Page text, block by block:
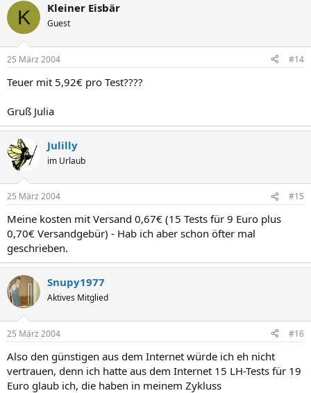
K Kleiner Eisbär
Guest
25 März 2004 #14
Teuer mit 5,92€ pro Test????
Gruß Julia
Julilly
im Urlaub
25 März 2004 #15
Meine kosten mit Versand 0,67€ (15 Tests für 9 Euro plus
0,70€ Versandgebür) - Hab ich aber schon öfter mal
geschrieben.
Snupy1977
Aktives Mitglied
25 März 2004 #16
Also den günstigen aus dem Internet würde ich eh nicht
vertrauen, denn ich hatte aus dem Internet 15 LH-Tests für 19
Euro glaub ich, die haben in meinem Zykluss